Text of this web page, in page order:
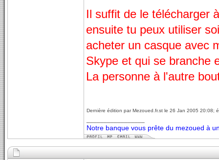
Il suffit de le télécharger
ensuite tu peux utiliser
acheter un casque avec
Skype et qui se branche
La personne à l'autre
Dernière édition par Mezoued.fr.st le 26 Jan 2005 20:08;
Notre banque vous prête du mezoued à